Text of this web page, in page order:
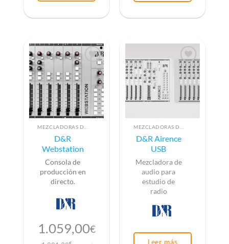
D&R
Webstation
Consola de
producción en
directo.
1.059,00€
D&R Airence
USB
Mezcladora de
audio para
estudio de
radio
Leer más